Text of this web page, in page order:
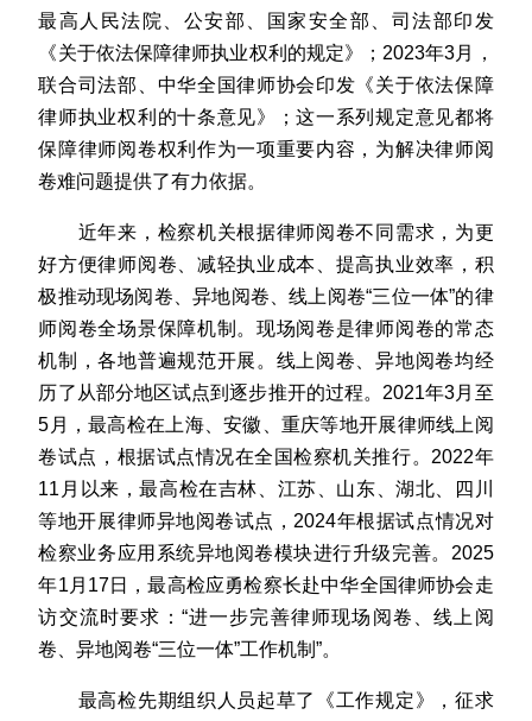
最高人民法院、公安部、国家安全部、司法部印发
《关于依法保障律师执业权利的规定》；2023年3月，
联合司法部、中华全国律师协会印发《关于依法保障
律师执业权利的十条意见》；这一系列规定意见都将
保障律师阅卷权利作为一项重要内容，为解决律师阅
卷难问题提供了有力依据。
近年来，检察机关根据律师阅卷不同需求，为更
好方便律师阅卷、减轻执业成本、提高执业效率，积
极推动现场阅卷、异地阅卷、线上阅卷“三位一体”的律
师阅卷全场景保障机制。现场阅卷是律师阅卷的常态
机制，各地普遍规范开展。线上阅卷、异地阅卷均经
历了从部分地区试点到逐步推开的过程。2021年3月至
5月，最高检在上海、安徽、重庆等地开展律师线上阅
卷试点，根据试点情况在全国检察机关推行。2022年
11月以来，最高检在吉林、江苏、山东、湖北、四川
等地开展律师异地阅卷试点，2024年根据试点情况对
检察业务应用系统异地阅卷模块进行升级完善。2025
年1月17日，最高检应勇检察长赴中华全国律师协会走
访交流时要求：“进一步完善律师现场阅卷、线上阅
卷、异地阅卷“三位一体”工作机制”。
最高检先期组织人员起草了《工作规定》，征求